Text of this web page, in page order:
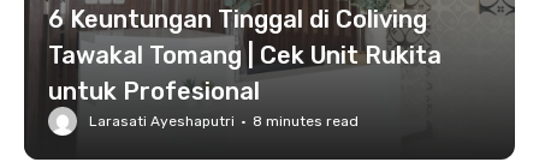
6 Keuntungan Tinggal di Coliving
Tawakal Tomang | Cek Unit Rukita
untuk Profesional
Larasati Ayeshaputri · 8 minutes read